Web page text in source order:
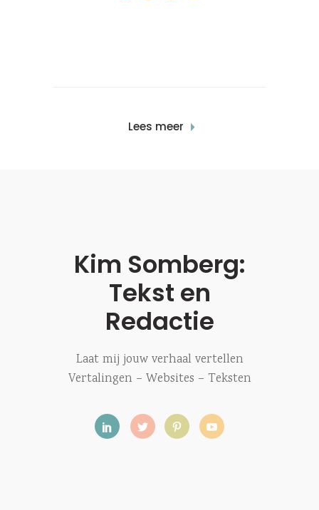
Lees meer
0
Kim Somberg:
Tekst en
Redactie
Laat mij jouw verhaal vertellen
Vertalingen – Websites – Teksten